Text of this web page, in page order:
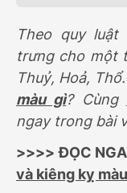
Theo quy
trưng cho một
Thuỷ, Hoả,
màu gì? Cùng
ngay trong bài
>>>> ĐỌC
và kiêng kỵ